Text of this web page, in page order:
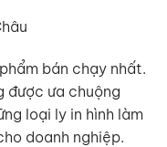
bán chạy nhất.
được ưa chuộng
loại ly in hình làm
doanh nghiệp.